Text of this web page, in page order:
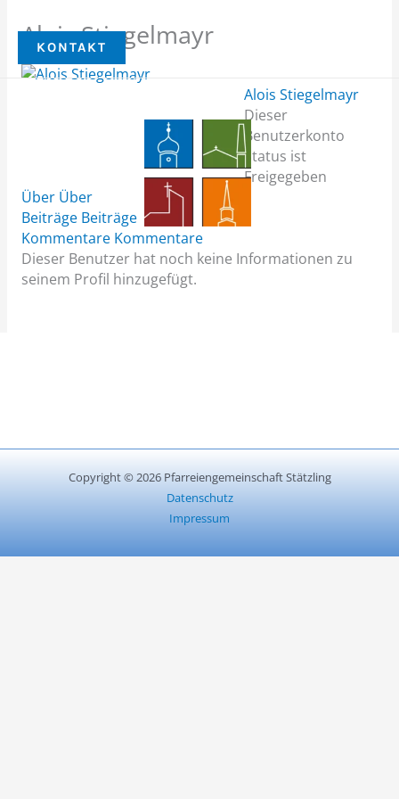
Inhalt
springenKONTAKT
Alois Stiegelmayr
Alois Stiegelmayr
Dieser
Benutzerkonto
Status ist
Freigegeben
Über Über
Beiträge Beiträge
Kommentare Kommentare
Dieser Benutzer hat noch keine Informationen zu
seinem Profil hinzugefügt.
Copyright © 2026 Pfarreiengemeinschaft Stätzling
Datenschutz
Impressum